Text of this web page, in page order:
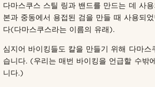
다마스쿠스 스틸 링과 밴드를 만드는 데 사
본과 중동에서 용접된 검을 만들 때 사용되
다(다마스쿠스라는 이름의 유래).
심지어 바이킹들도 칼을 만들기 위해 다마스
습니다. (우리는 매번 바이킹을 언급할 수밖
니다.)